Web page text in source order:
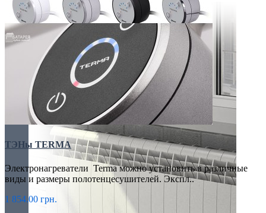
ТЭНы TERMA
Электронагреватели Terma можно установить в различные
виды и размеры полотенцесушителей. Экспл..
1 854.00 грн.